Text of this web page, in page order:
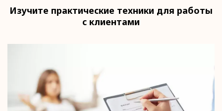
Изучите практические техники для работы
с клиентами